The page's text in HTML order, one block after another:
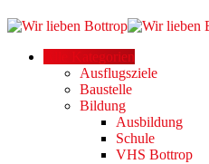
Alle Kategorien
Ausflugsziele
Baustelle
Bildung
Ausbildung
Schule
VHS Bottrop